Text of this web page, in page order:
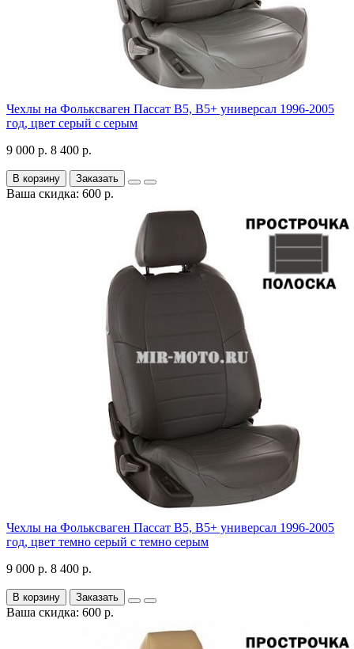
Чехлы на Фольксваген Пассат В5, В5+ универсал 1996-2005
год, цвет серый с серым
9 000 р. 8 400 р.
В корзину Заказать
Ваша скидка: 600 р.
Чехлы на Фольксваген Пассат В5, В5+ универсал 1996-2005
год, цвет темно серый с темно серым
9 000 р. 8 400 р.
В корзину Заказать
Ваша скидка: 600 р.